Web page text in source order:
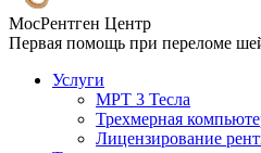
МосРентген Центр
Первая помощь при переломе
Услуги
МРТ 3 Тесла
Трехмерная
Лицензирование